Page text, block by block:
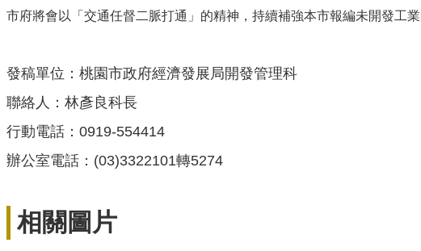
市府將會以「交通任督二脈打通」的精神，持續補強本市報編未開發工
發稿單位：桃園市政府經濟發展局開發管理科
聯絡人：林彥良科長
行動電話：0919-554414
辦公室電話：(03)3322101轉5274
相關圖片